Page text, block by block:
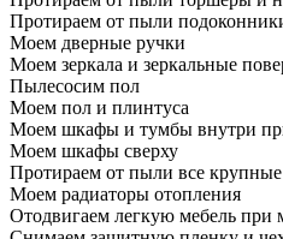
Протираем от пыли
Моем дверные ручки
Моем зеркала и зеркальные
Пылесосим пол
Моем пол и плинтуса
Моем шкафы и тумбы внутри
Моем шкафы сверху
Протираем от пыли все
Моем радиаторы отопления
Отодвигаем легкую мебель при